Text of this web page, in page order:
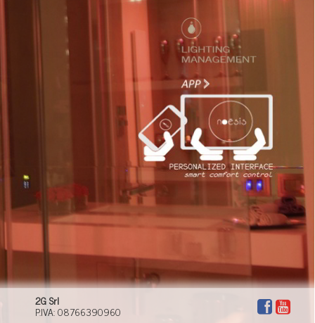
Domotech può dare voce ai tuoi desideri, e
trasformare la casa in un ambiente sempre nuovo,
adatto a tutti i momenti della tua giornata. Domotech
può offrirti un nuovo stile di vita, dove il confort,
l’efficienza, la tecnologia, la sicurezza hanno un ruolo
2G Srl
P.IVA: 08766390960